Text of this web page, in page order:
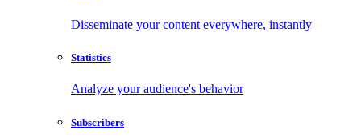
Disseminate your content everywhere, instantly
Statistics
Analyze your audience's behavior
Subscribers